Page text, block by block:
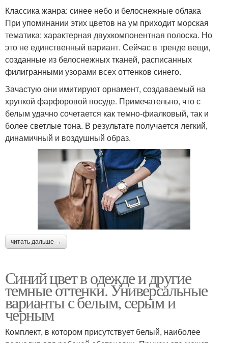
Классика жанра: синее небо и белоснежные облака
При упоминании этих цветов на ум приходит морская
тематика: характерная двухкомпонентная полоска. Но
это не единственный вариант. Сейчас в тренде вещи,
созданные из белоснежных тканей, расписанных
филигранными узорами всех оттенков синего.
Зачастую они имитируют орнамент, создаваемый на
хрупкой фарфоровой посуде. Примечательно, что с
белым удачно сочетается как темно-фиалковый, так и
более светлые тона. В результате получается легкий,
динамичный и воздушный образ.
читать дальше →
Синий цвет в одежде и другие
темные оттенки. Универсальные
варианты с белым, серым и
черным
Комплект, в котором присутствует белый, наиболее